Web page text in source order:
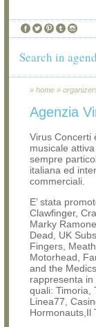
Search in
» home »
Agenzia
Virus Concerti
musicale
sempre
italiana ed
commerciali.
E’ stata
Clawfinger,
Marky
Dead, UK
Fingers,
Motorhead,
and the
rappresenta in
quali: Timoria,
Linea77,
Hormonauts,Il